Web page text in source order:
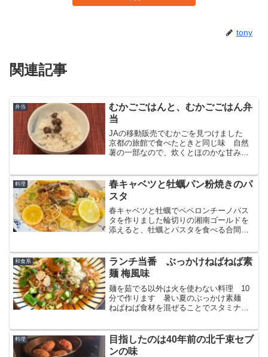
tony
関連記事
弁当
むかごごはんと、むかごごはん弁
当
JAの移動販売でむかごを見つけました
京都の旅館で食べたときと同じ味 自然
薯の一部なので、炊くとほのかな甘みが
料理
春キャベツと牡蠣パン粉焼きのパ
スタ
春キャベツと牡蠣でペペロンチーノパス
タを作りました輪切りの湘南ゴールドを
添えると、牡蠣とパスタを食べる合間の
和食系
ランチ当番 ぶっかけねばねば素
麺 梅風味
麺を茹でる以外は火を使わない料理 10
分で作ります 暑い夏のぶっかけ素麺
ねばねば食材を混ぜることでスタミナラ
料理
目指したのは40年前の北千束セブ
ンの味